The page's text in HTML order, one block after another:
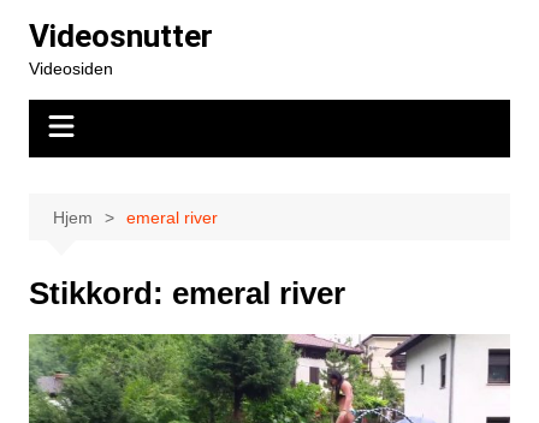
innhold
Videosnutter
Videosiden
Hjem emeral river
Stikkord: emeral river